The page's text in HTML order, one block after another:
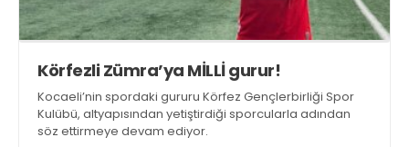
Körfezli Zümra’ya MİLLİ gurur!
Kocaeli’nin spordaki gururu Körfez Gençlerbirliği Spor
Kulübü, altyapısından yetiştirdiği sporcularla adından
söz ettirmeye devam ediyor.